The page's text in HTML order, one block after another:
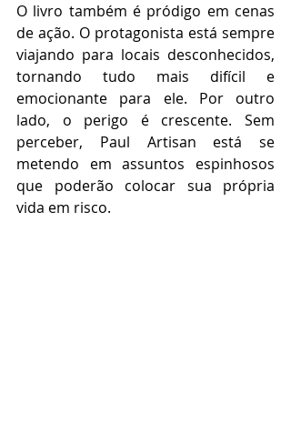
O livro também é pródigo em cenas
de ação. O protagonista está sempre
viajando para locais desconhecidos,
tornando tudo mais difícil e
emocionante para ele. Por outro
lado, o perigo é crescente. Sem
perceber, Paul Artisan está se
metendo em assuntos espinhosos
que poderão colocar sua própria
vida em risco.